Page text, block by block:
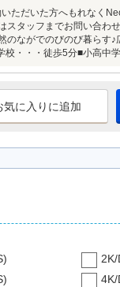
だいた方へもれなく
スタッフまでお問い合
のながでのびのび暮ら
・・・徒歩5分■小高中
気に入りに追加
2K/
4K/